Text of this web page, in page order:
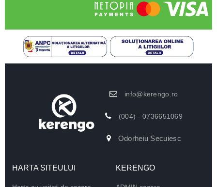
info@kerengo.ro
(004) - 0736651069
Odorheiu Secuiesc
HARTA SITEULUI KERENGO